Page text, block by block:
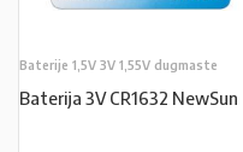
Baterije 1,5V 3V 1,55V dugmaste
Baterija 3V CR1632 NewSun